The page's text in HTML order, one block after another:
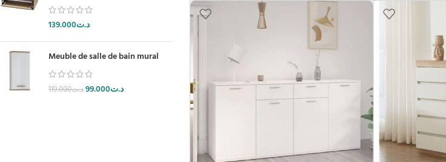
د.ت139.000
Meuble de salle de bain mural
د.ت119.000 د.ت99.000